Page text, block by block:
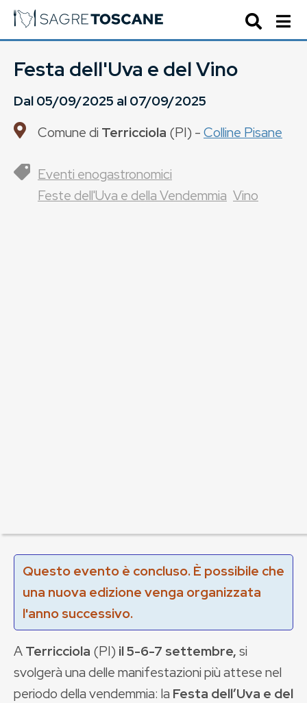
Festa dell'Uva e del Vino
Dal05/09/2025 al07/09/2025
Comune di Terricciola (PI) -Colline Pisane
Eventi enogastronomici
Feste dell'Uva e della Vendemmia Vino
Questo evento è concluso. È possibile che
una nuova edizione venga organizzata
l'anno successivo.
ATerricciola (PI) il 5-6-7 settembre,si
svolgerà una delle manifestazioni più attese nel
periodo della vendemmia: la Festa dell’Uva e del